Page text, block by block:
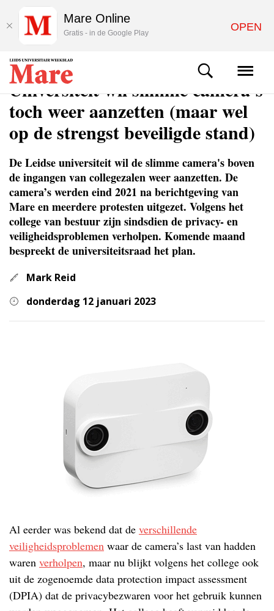
NIEUWS
Universiteit wil slimme camera’s
toch weer aanzetten (maar wel
op de strengst beveiligde stand)
De Leidse universiteit wil de slimme camera's boven
de ingangen van collegezalen weer aanzetten. De
camera’s werden eind 2021 na berichtgeving van
Mare en meerdere protesten uitgezet. Volgens het
college van bestuur zijn sindsdien de privacy- en
veiligheidsproblemen verholpen. Komende maand
bespreekt de universiteitsraad het plan.
Mark Reid
donderdag 12 januari 2023
Al eerder was bekend dat de verschillende
veiligheidsproblemen waar de camera’s last van hadden
waren verholpen, maar nu blijkt volgens het college ook
uit de zogenoemde data protection impact assessment
(DPIA) dat de privacybezwaren voor het gebruik kunnen
Mare Online
Gratis - in de Google Play OPEN